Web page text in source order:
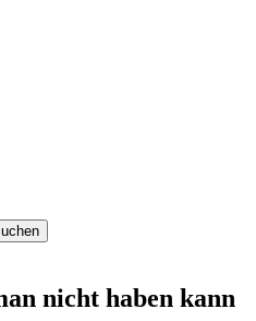
nicht haben kann